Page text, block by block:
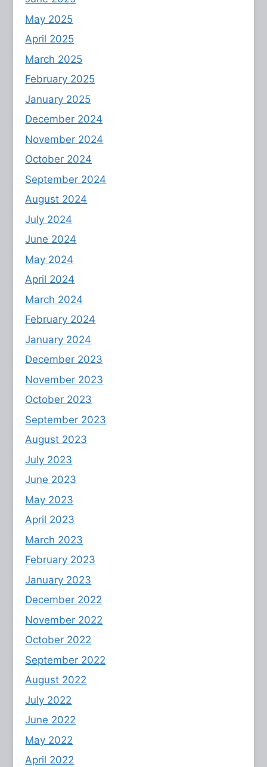
May 2025
April 2025
March 2025
February 2025
January 2025
December 2024
November 2024
October 2024
September 2024
August 2024
July 2024
June 2024
May 2024
April 2024
March 2024
February 2024
January 2024
December 2023
November 2023
October 2023
September 2023
August 2023
July 2023
June 2023
May 2023
April 2023
March 2023
February 2023
January 2023
December 2022
November 2022
October 2022
September 2022
August 2022
July 2022
June 2022
May 2022
April 2022